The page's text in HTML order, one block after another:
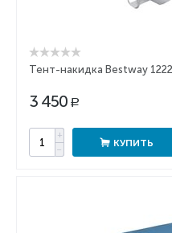
Тент-накидка Bestway
3 450 Р
+
−
КУПИТЬ